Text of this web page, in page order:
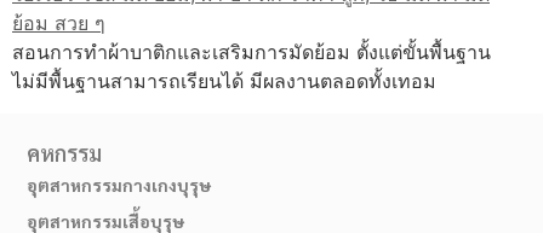
สอนการทำผ้าบาติกและเสริมการมัดย้อม ตั้งแต่ขั้นพื้นฐาน
ไม่มีพื้นฐานสามารถเรียนได้ มีผลงานตลอดทั้งเทอม
คหกรรม
อุตสาหกรรมกางเกงบุรุษ
อุตสาหกรรมเสื้อบุรุษ